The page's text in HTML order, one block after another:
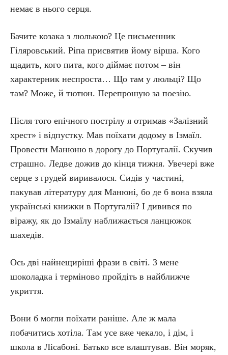
немає в нього серця.
Бачите козака з люлькою? Це письменник
Гіляровський. Ріпа присвятив йому вірша. Кого
щадить, кого пита, кого діймає потом – він
характерник неспроста… Що там у люльці? Що
там? Може, й тютюн. Перепрошую за поезію.
Після того епічного пострілу я отримав «Залізний
хрест» і відпустку. Мав поїхати додому в Ізмаїл.
Провести Манюню в дорогу до Португалії. Скучив
страшно. Ледве дожив до кінця тижня. Увечері вже
серце з грудей виривалося. Сидів у частині,
пакував літературу для Манюні, бо де б вона взяла
українські книжки в Португалії? І дивився по
віражу, як до Ізмаїлу наближається ланцюжок
шахедів.
Ось дві найнещиріші фрази в світі. З мене
шоколадка і терміново пройдіть в найближче
укриття.
Вони б могли поїхати раніше. Але ж мала
побачитись хотіла. Там усе вже чекало, і дім, і
школа в Лісабоні. Батько все влаштував. Він моряк,